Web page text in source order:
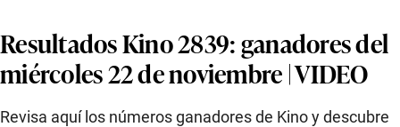
Resultados Kino 2839: ganadores del
miércoles 22 de noviembre | VIDEO
Revisa aquí los números ganadores de Kino y descubre